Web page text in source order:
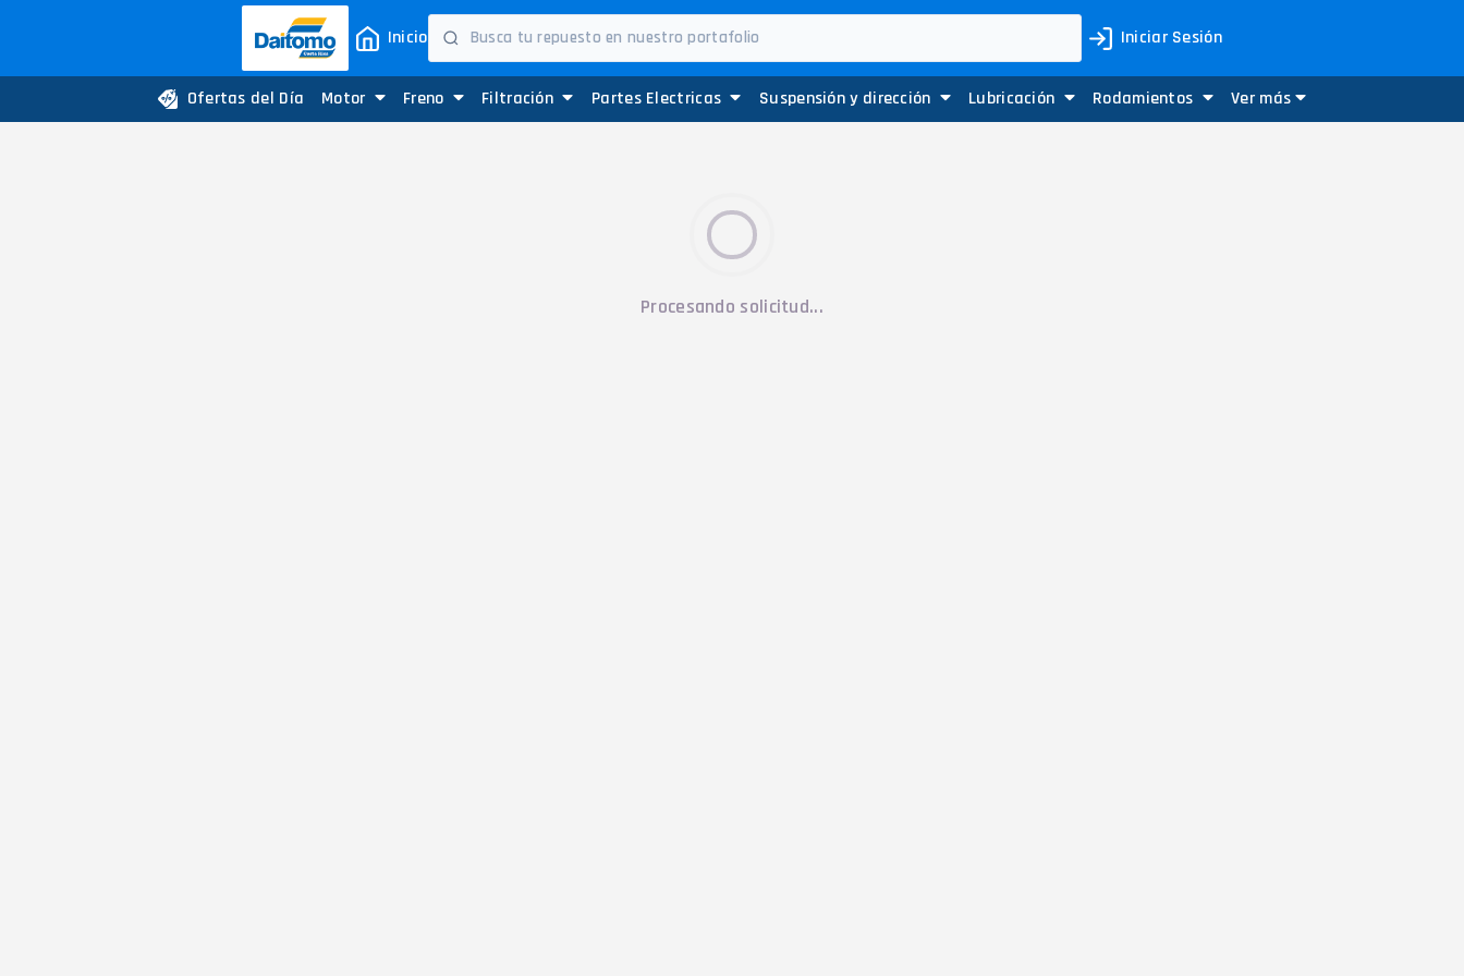
Inicio Iniciar Sesión
Ofertas del Día Motor Freno Filtración Partes Electricas Suspensión y dirección Lubricación Rodamientos Ver más
Procesando solicitud...